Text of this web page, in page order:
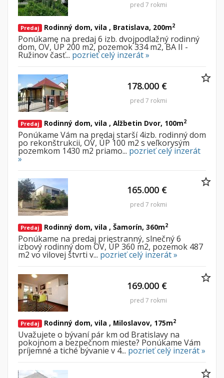
Predaj Rodinný dom, vila , Bratislava, 200m2
Ponúkame na predaj 6 izb. dvojpodlažný rodinný
dom, OV, ÚP 200 m2, pozemok 334 m2, BA II -
Ružinov časť... pozrieť celý inzerát »
pred 7 rokmi
Predaj Rodinný dom, vila , Alžbetin Dvor, 100m2
Ponúkame Vám na predaj starší 4izb. rodinný dom
po rekonštrukcii, OV, ÚP 100 m2 s veľkorysým
pozemkom 1430 m2 priamo... pozrieť celý inzerát
»
178.000 €
pred 7 rokmi
Predaj Rodinný dom, vila , Šamorín, 360m2
Ponúkame na predaj priestranný, slnečný 6
izbový rodinný dom OV, ÚP 360 m2, pozemok 487
m2 vo vilovej štvrti v... pozrieť celý inzerát »
165.000 €
pred 7 rokmi
Predaj Rodinný dom, vila , Miloslavov, 175m2
Uvažujete o bývaní pár km od Bratislavy na
pokojnom a bezpečnom mieste? Ponúkame Vám
príjemné a tiché bývanie v 4... pozrieť celý inzerát »
169.000 €
pred 7 rokmi